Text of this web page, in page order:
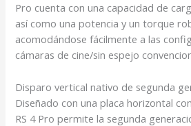
Pro cuenta con una capacidad de
así como una potencia y un torque
acomodándose fácilmente a las
cámaras de cine/sin espejo
Disparo vertical nativo de segunda
Diseñado con una placa horizontal
RS 4 Pro permite la segunda